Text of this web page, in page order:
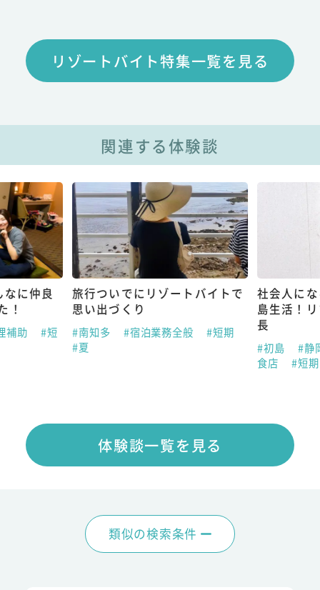
リゾートバイト特集一覧を見る
関連する体験談
に仲良
！
補助 #短
旅行ついでにリゾートバイトで
思い出づくり
#南知多 #宿泊業務全般
#短期
#夏
社会人に
島生活！
長
#初島
#静
食店
#短
体験談一覧を見る
類似の検索条件